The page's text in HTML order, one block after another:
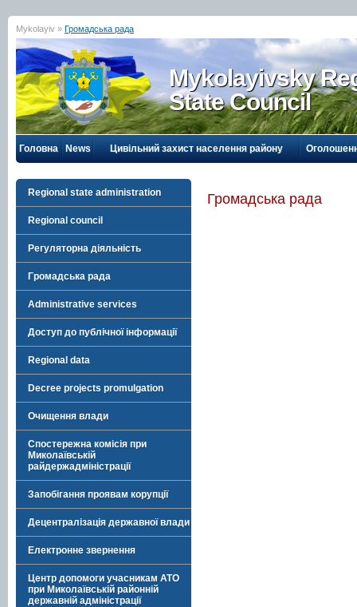
Mykolayiv » Громадська рада
Mykolayivsky
State Council
Головна News Цивільний захист населення району
Regional state administration
Regional council
Регуляторна діяльність
Громадська рада
Administrative services
Доступ до публічної інформації
Regional data
Decree projects promulgation
Очищення влади
Спостережна комісія при
Миколаївській
райдержадміністрації
Запобігання проявам корупції
Децентралізація державної влади
Електронне звернення
Центр допомоги учасникам АТО
при Миколаївській районній
державній адміністрації
Громадська рада